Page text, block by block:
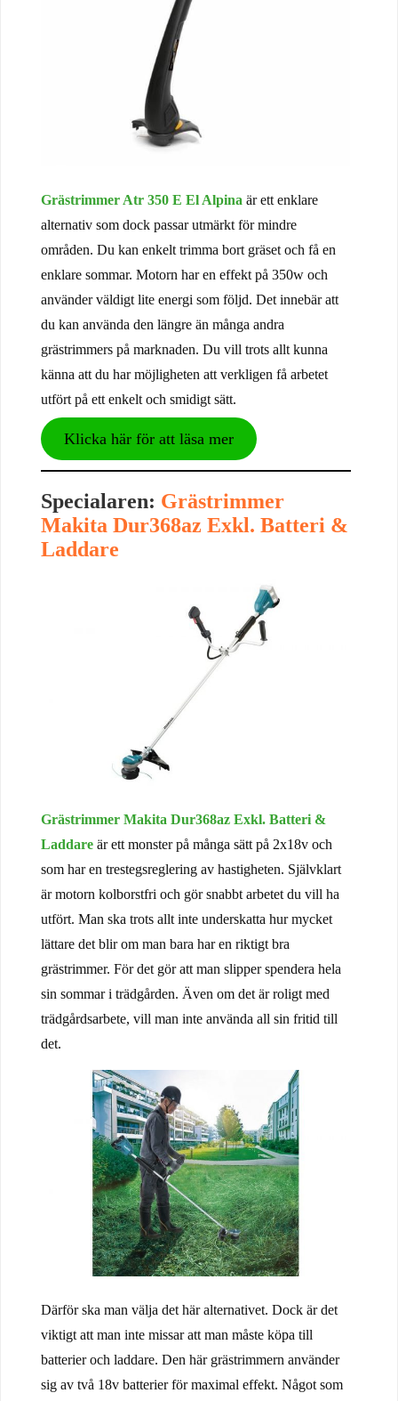
Grästrimmer Atr 350 E El Alpina är ett enklare
alternativ som dock passar utmärkt för mindre
områden. Du kan enkelt trimma bort gräset och få en
enklare sommar. Motorn har en effekt på 350w och
använder väldigt lite energi som följd. Det innebär att
du kan använda den längre än många andra
grästrimmers på marknaden. Du vill trots allt kunna
känna att du har möjligheten att verkligen få arbetet
utfört på ett enkelt och smidigt sätt.
Klicka här för att läsa mer
Specialaren: Grästrimmer
Makita Dur368az Exkl. Batteri &
Laddare
Grästrimmer Makita Dur368az Exkl. Batteri &
Laddare är ett monster på många sätt på 2x18v och
som har en trestegsreglering av hastigheten. Självklart
är motorn kolborstfri och gör snabbt arbetet du vill ha
utfört. Man ska trots allt inte underskatta hur mycket
lättare det blir om man bara har en riktigt bra
grästrimmer. För det gör att man slipper spendera hela
sin sommar i trädgården. Även om det är roligt med
trädgårdsarbete, vill man inte använda all sin fritid till
det.
Därför ska man välja det här alternativet. Dock är det
viktigt att man inte missar att man måste köpa till
batterier och laddare. Den här grästrimmern använder
sig av två 18v batterier för maximal effekt. Något som